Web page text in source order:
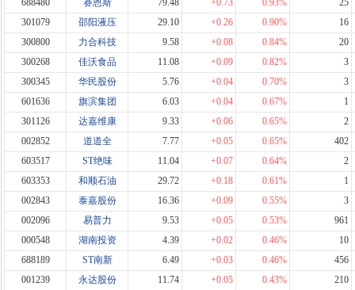
688480
赛恩斯 79.48 +0.73 0.93%
25
301079
邵阳液压 29.10 +0.26 0.90%
16
300800
力合科技 9.58 +0.08 0.84%
20
300268
佳沃食品 11.08 +0.09 0.82%
3
300345
华民股份 5.76 +0.04 0.70%
3
601636
旗滨集团 6.03 +0.04 0.67%
1
301126
达嘉维康 9.33 +0.06 0.65%
2
002852
道道全 7.77 +0.05 0.65%
402
603517
ST绝味 11.04 +0.07 0.64%
2
603353
和顺石油 29.72 +0.18 0.61%
1
002843
泰嘉股份 16.36 +0.09 0.55%
3
002096
易普力 9.53 +0.05 0.53%
961
000548
湖南投资 4.39 +0.02 0.46%
10
688189
ST南新 6.49 +0.03 0.46%
456
001239
永达股份 11.74 +0.05 0.43%
210